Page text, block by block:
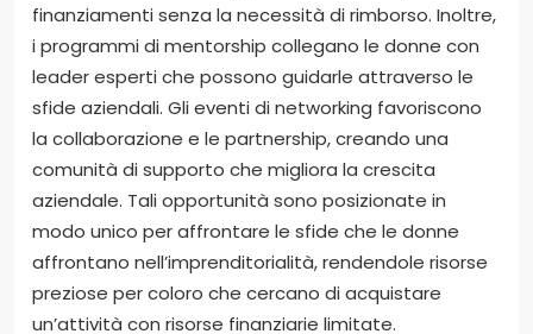
finanziamenti senza la necessità di rimborso. Inoltre,
i programmi di mentorship collegano le donne con
leader esperti che possono guidarle attraverso le
sfide aziendali. Gli eventi di networking favoriscono
la collaborazione e le partnership, creando una
comunità di supporto che migliora la crescita
aziendale. Tali opportunità sono posizionate in
modo unico per affrontare le sfide che le donne
affrontano nell’imprenditorialità, rendendole risorse
preziose per coloro che cercano di acquistare
un’attività con risorse finanziarie limitate.